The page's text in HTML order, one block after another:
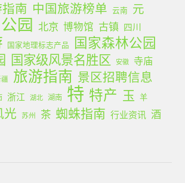
南 中国旅游榜单 云南 元
公园 北京 博物馆 古镇 四川
国家地理标志产品 国家森林公园
国家级风景名胜区 安徽 寺庙
旅游指南 景区招聘信息
浙江 湖北 湖南 特 特产 玉 羊
光 苏州 茶 蜘蛛指南 行业资讯 酒